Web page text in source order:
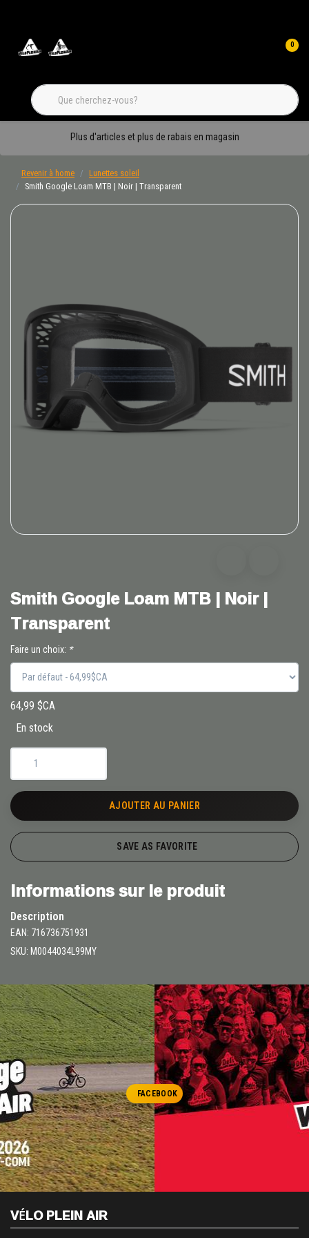
0
Plus d'articles et plus de rabais en magasin
Revenir à home
Lunettes soleil
Smith Google Loam MTB | Noir | Transparent
Smith Google Loam MTB | Noir |
Transparent
Faire un choix: *
64,99 $CA
En stock
AJOUTER AU PANIER
SAVE AS FAVORITE
Informations sur le produit
Description
EAN: 716736751931
SKU: M0044034L99MY
FACEBOOK
VÉLO PLEIN AIR